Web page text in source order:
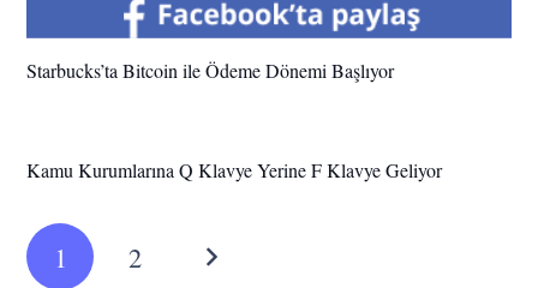
Starbucks’ta Bitcoin ile Ödeme Dönemi Başlıyor
Kamu Kurumlarına Q Klavye Yerine F Klavye Geliyor
1 2